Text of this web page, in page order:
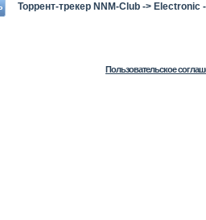
Торрент-трекер NNM-Club -> Electronic
Пользовательское